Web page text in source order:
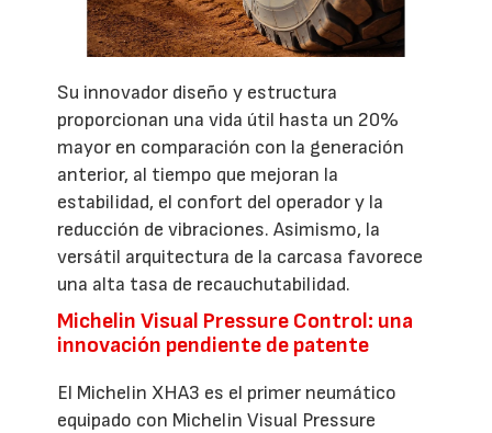
Su innovador diseño y estructura
proporcionan una vida útil hasta un 20%
mayor en comparación con la generación
anterior, al tiempo que mejoran la
estabilidad, el confort del operador y la
reducción de vibraciones. Asimismo, la
versátil arquitectura de la carcasa favorece
una alta tasa de recauchutabilidad.
Michelin Visual Pressure Control: una
innovación pendiente de patente
El Michelin XHA3 es el primer neumático
equipado con Michelin Visual Pressure